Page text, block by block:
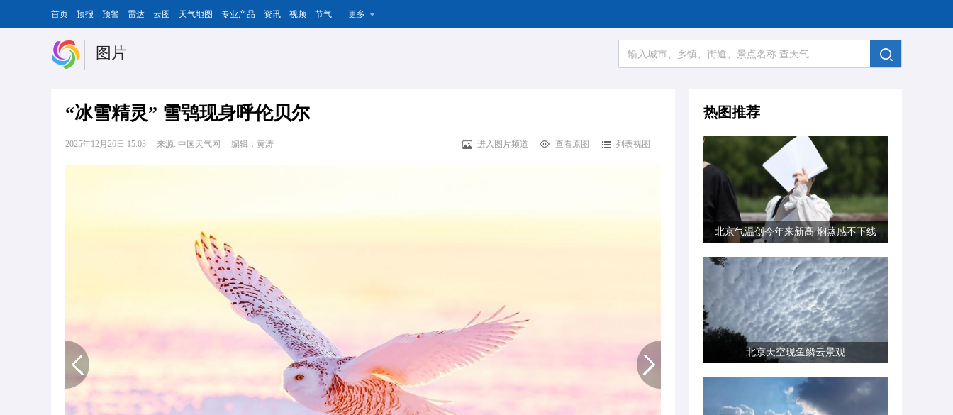
首页 预报 预警 雷达 云图 天气地图 专业产品 资讯 视频 节气 更多
图片
“冰雪精灵” 雪鸮现身呼伦贝尔
2025年12月26日 15:03 来源: 中国天气网 编辑：黄涛 进入图片频道 查看原图 列表视图
热图推荐
北京气温创今年来新高 焖蒸感不下线
北京天空现鱼鳞云景观